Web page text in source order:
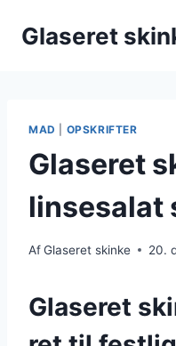
Glaseret
MAD OPSKRIFTER
Glaseret
linsesalat
AfGlaseret skinke 20.
Glaseret